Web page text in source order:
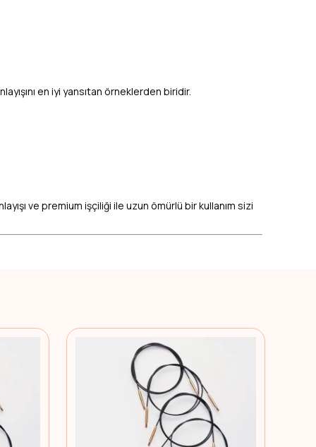
en iyi yansıtan örneklerden biridir.
ve premium işçiliği ile uzun ömürlü bir kullanım sizi